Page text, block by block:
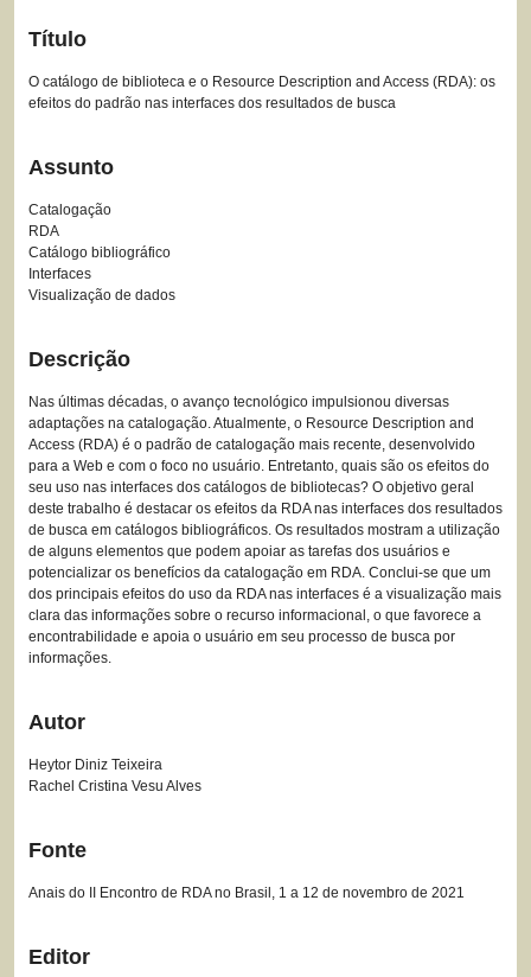
Título
O catálogo de biblioteca e o Resource Description and Access (RDA): os
efeitos do padrão nas interfaces dos resultados de busca
Assunto
Catalogação
RDA
Catálogo bibliográfico
Interfaces
Visualização de dados
Descrição
Nas últimas décadas, o avanço tecnológico impulsionou diversas
adaptações na catalogação. Atualmente, o Resource Description and
Access (RDA) é o padrão de catalogação mais recente, desenvolvido
para a Web e com o foco no usuário. Entretanto, quais são os efeitos do
seu uso nas interfaces dos catálogos de bibliotecas? O objetivo geral
deste trabalho é destacar os efeitos da RDA nas interfaces dos resultados
de busca em catálogos bibliográficos. Os resultados mostram a utilização
de alguns elementos que podem apoiar as tarefas dos usuários e
potencializar os benefícios da catalogação em RDA. Conclui-se que um
dos principais efeitos do uso da RDA nas interfaces é a visualização mais
clara das informações sobre o recurso informacional, o que favorece a
encontrabilidade e apoia o usuário em seu processo de busca por
informações.
Autor
Heytor Diniz Teixeira
Rachel Cristina Vesu Alves
Fonte
Anais do II Encontro de RDA no Brasil, 1 a 12 de novembro de 2021
Editor